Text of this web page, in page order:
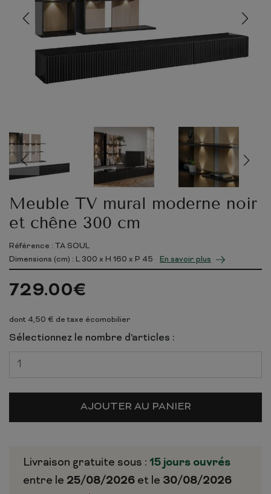
Meuble TV mural moderne noir
et chêne 300 cm
Référence : TA SOUL
Dimensions (cm) : L 300 x H 160 x P 45 En savoir plus
729.00€
dont 4,50 € de taxe écomobilier
Sélectionnez le nombre d'articles :
AJOUTER AU PANIER
Livraison gratuite sous : 15 jours ouvrés
entre le 25/08/2026 et le 30/08/2026